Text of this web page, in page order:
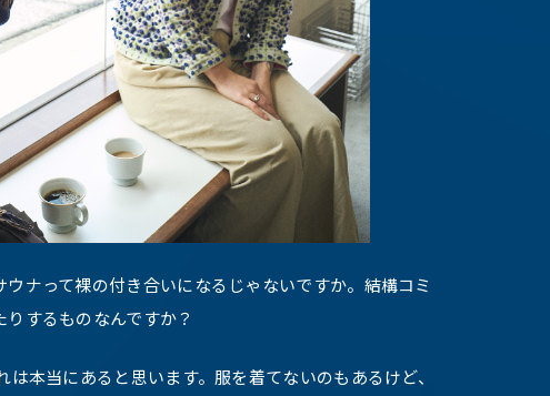
ウナって裸の付き合いになるじゃないですか。結構コミ
するものなんですか？
は本当にあると思います。服を着てないのもあるけど、